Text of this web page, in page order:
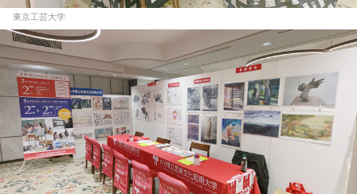
東京工芸大学